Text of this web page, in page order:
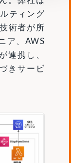
ティング
術者が所
ア、AWS
連携し、
きサービ